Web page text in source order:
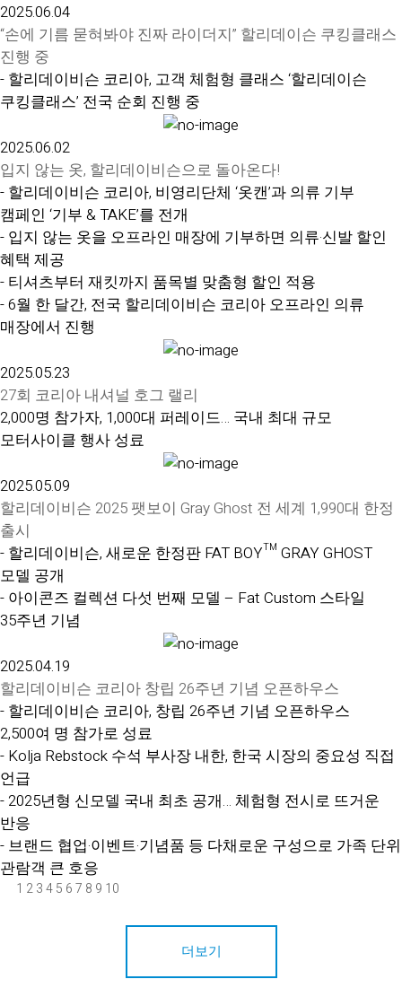
2025.06.04
“손에 기름 묻혀봐야 진짜 라이더지” 할리데이슨 쿠킹클래스
진행 중
- 할리데이비슨 코리아, 고객 체험형 클래스 ‘할리데이슨
쿠킹클래스’ 전국 순회 진행 중
2025.06.02
입지 않는 옷, 할리데이비슨으로 돌아온다!
- 할리데이비슨 코리아, 비영리단체 ‘옷캔’과 의류 기부
캠페인 ‘기부 & TAKE’를 전개
- 입지 않는 옷을 오프라인 매장에 기부하면 의류·신발 할인
혜택 제공
- 티셔츠부터 재킷까지 품목별 맞춤형 할인 적용
- 6월 한 달간, 전국 할리데이비슨 코리아 오프라인 의류
매장에서 진행
2025.05.23
27회 코리아 내셔널 호그 랠리
2,000명 참가자, 1,000대 퍼레이드… 국내 최대 규모
모터사이클 행사 성료
2025.05.09
할리데이비슨 2025 팻보이 Gray Ghost 전 세계 1,990대 한정
출시
- 할리데이비슨, 새로운 한정판 FAT BOY™ GRAY GHOST
모델 공개
- 아이콘즈 컬렉션 다섯 번째 모델 – Fat Custom 스타일
35주년 기념
2025.04.19
할리데이비슨 코리아 창립 26주년 기념 오픈하우스
- 할리데이비슨 코리아, 창립 26주년 기념 오픈하우스
2,500여 명 참가로 성료
- Kolja Rebstock 수석 부사장 내한, 한국 시장의 중요성 직접
언급
- 2025년형 신모델 국내 최초 공개… 체험형 전시로 뜨거운
반응
- 브랜드 협업·이벤트·기념품 등 다채로운 구성으로 가족 단위
관람객 큰 호응
1 2345 67 8 9 10
더보기